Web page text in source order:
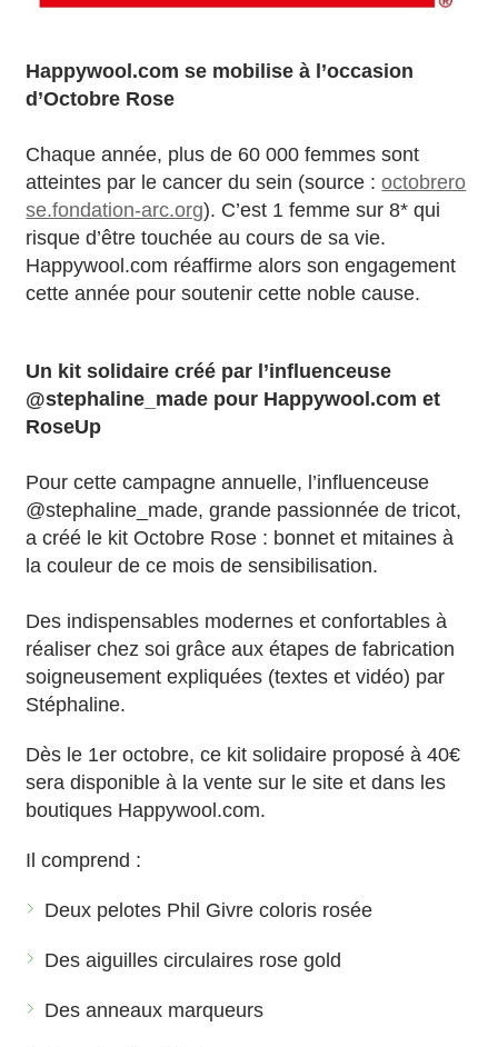
Happywool.com se mobilise à l’occasion
d’Octobre Rose
Chaque année, plus de 60 000 femmes sont
atteintes par le cancer du sein (source :octobrero
se.fondation-arc.org). C’est 1 femme sur 8* qui
risque d’être touchée au cours de sa vie.
Happywool.com réaffirme alors son engagement
cette année pour soutenir cette noble cause.
Un kit solidaire créé par l’influenceuse
@stephaline_made pour Happywool.com et
RoseUp
Pour cette campagne annuelle, l’influenceuse
@stephaline_made, grande passionnée de tricot,
a créé le kit Octobre Rose : bonnet et mitaines à
la couleur de ce mois de sensibilisation.
Des indispensables modernes et confortables à
réaliser chez soi grâce aux étapes de fabrication
soigneusement expliquées (textes et vidéo) par
Stéphaline.
Dès le 1er octobre, ce kit solidaire proposé à 40€
sera disponible à la vente sur le site et dans les
boutiques Happywool.com.
Il comprend :
Deux pelotes Phil Givre coloris rosée
Des aiguilles circulaires rose gold
Des anneaux marqueurs